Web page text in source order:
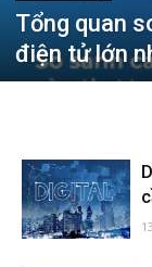
Tổng quan
điện tử lớn